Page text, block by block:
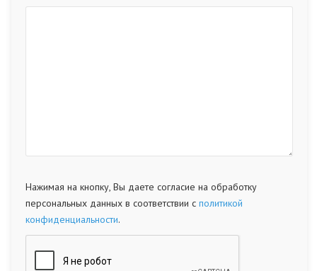
Нажимая на кнопку, Вы даете согласие на обработку
персональных данных в соответствии с политикой
конфиденциальности.